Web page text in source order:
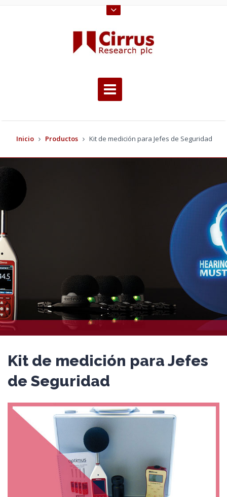
Inicio Productos Kit de medición para Jefes de Seguridad
Kit de medición para Jefes
de Seguridad